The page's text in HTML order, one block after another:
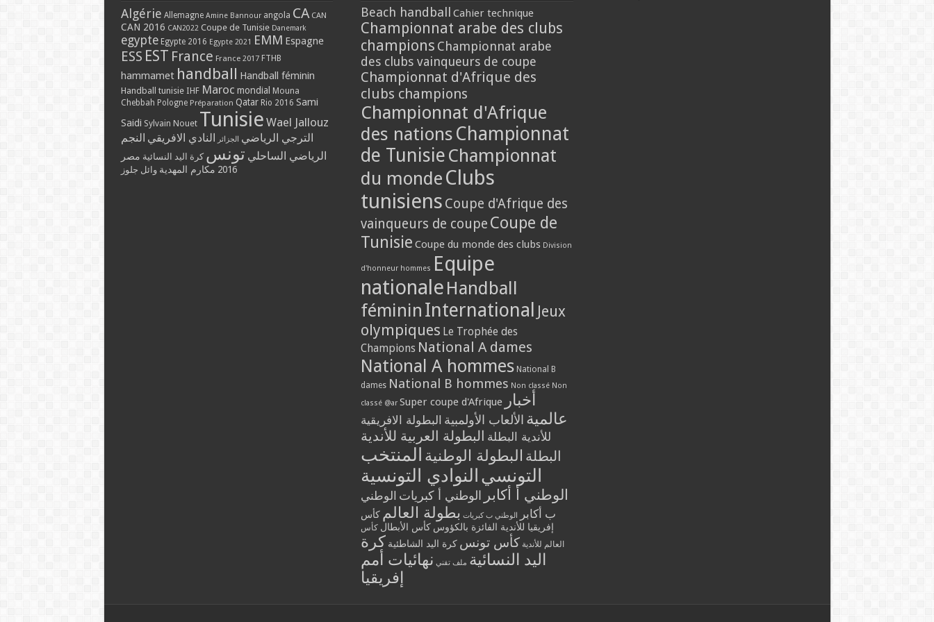
Algérie Allemagne Amine Bannour angola CA CAN
CAN 2016 CAN2022 Coupe de Tunisie Danemark
egypte Egypte 2016 Egypte 2021 EMM Espagne
ESS EST France France 2017 FTHB
hammamet handball Handball féminin
Handball tunisie IHF Maroc mondial Mouna
Chebbah Pologne Préparation Qatar Rio 2016 Sami
Saidi Sylvain Nouet Tunisie Wael Jallouz
الترجي الرياضي الجزائر النادي الافريقي النجم
الرياضي الساحلي تونس كرة اليد النسائية مصر
2016 مكارم المهدية وائل جلوز
Beach handball Cahier technique
Championnat arabe des clubs
champions Championnat arabe
des clubs vainqueurs de coupe
Championnat d'Afrique des
clubs champions
Championnat d'Afrique
des nations Championnat
de Tunisie Championnat
du monde Clubs
tunisiens Coupe d'Afrique des
vainqueurs de coupe Coupe de
Tunisie Coupe du monde des clubs Division
d'honneur hommes Equipe
nationale Handball
féminin International Jeux
olympiques Le Trophée des
Champions National A dames
National A hommes National B
dames National B hommes Non classé Non
classé @ar Super coupe d'Afrique أخبار
عالمية الألعاب الأولمبية البطولة الافريقية
للأندية البطلة البطولة العربية للأندية
البطلة البطولة الوطنية المنتخب
التونسي النوادي التونسية
الوطني أ أكابر الوطني أ كبريات الوطني
ب أكابر
الوطني ب كبريات بطولة العالم كأس
إفريقيا للأندية الفائزة بالكؤوس كأس الأبطال كأس
العالم للأندية كأس تونس كرة اليد الشاطئية كرة
اليد النسائية ملف تقني نهائيات أمم
إفريقيا